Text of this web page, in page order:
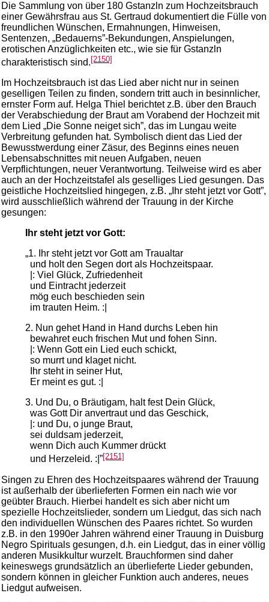
Die Sammlung von über 180 Gstanzln zum Hochzeitsbrauch
einer Gewährsfrau aus St. Gertraud dokumentiert die Fülle von
freundlichen Wünschen, Ermahnungen, Hinweisen,
Sentenzen, „Bedauerns”-Bekundungen, Anspielungen,
erotischen Anzüglichkeiten etc., wie sie für Gstanzln
charakteristisch sind. [2150]
Im Hochzeitsbrauch ist das Lied aber nicht nur in seinen
geselligen Teilen zu finden, sondern tritt auch in besinnlicher,
ernster Form auf. Helga Thiel berichtet z.B. über den Brauch
der Verabschiedung der Braut am Vorabend der Hochzeit mit
dem Lied „Die Sonne neiget sich”, das im Lungau weite
Verbreitung gefunden hat. Symbolisch dient das Lied der
Bewusstwerdung einer Zäsur, des Beginns eines neuen
Lebensabschnittes mit neuen Aufgaben, neuen
Verpflichtungen, neuer Verantwortung. Teilweise wird es aber
auch an der Hochzeitstafel als geselliges Lied gesungen. Das
geistliche Hochzeitslied hingegen, z.B. „Ihr steht jetzt vor Gott”,
wird ausschließlich während der Trauung in der Kirche
gesungen:
Ihr steht jetzt vor Gott:
„1. Ihr steht jetzt vor Gott am Traualtar
und holt den Segen dort als Hochzeitspaar.
|: Viel Glück, Zufriedenheit
und Eintracht jederzeit
mög euch beschieden sein
im trauten Heim. :|
2. Nun gehet Hand in Hand durchs Leben hin
bewahret euch frischen Mut und fohen Sinn.
|: Wenn Gott ein Lied euch schickt,
so murrt und klaget nicht.
Ihr steht in seiner Hut,
Er meint es gut. :|
3. Und Du, o Bräutigam, halt fest Dein Glück,
was Gott Dir anvertraut und das Geschick,
|: und Du, o junge Braut,
sei duldsam jederzeit,
wenn Dich auch Kummer drückt
und Herzeleid. :|”[2151]
Singen zu Ehren des Hochzeitspaares während der Trauung
ist außerhalb der überlieferten Formen ein nach wie vor
geübter Brauch. Hierbei handelt es sich aber nicht um
spezielle Hochzeitslieder, sondern um Liedgut, das sich nach
den individuellen Wünschen des Paares richtet. So wurden
z.B. in den 1990er Jahren während einer Trauung in Duisburg
Negro Spirituals gesungen, d.h. ein Liedgut, das in einer völlig
anderen Musikkultur wurzelt. Brauchformen sind daher
keineswegs grundsätzlich an überlieferte Lieder gebunden,
sondern können in gleicher Funktion auch anderes, neues
Liedgut aufweisen.